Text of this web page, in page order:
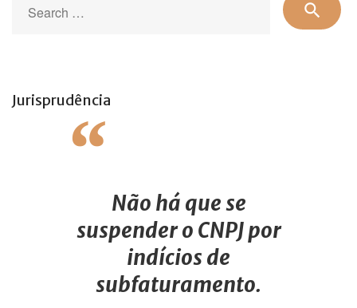
for:
search
Jurisprudência
Não há que se
suspender o CNPJ por
indícios de
subfaturamento.